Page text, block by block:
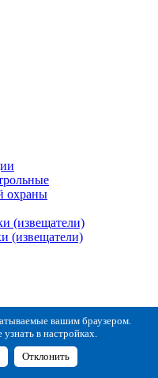
охраны
(извещатели)
(извещатели)
материалы
вашим браузером.
в настройках.
Отклонить